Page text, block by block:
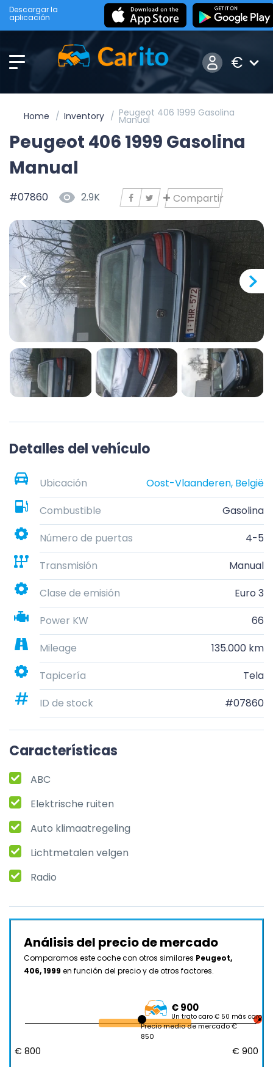
Descargar la
aplicación
€
Home Inventory Peugeot 406 1999 Gasolina
Manual
Peugeot 406 1999 Gasolina
Manual
#07860 2.9K Compartir
Detalles del vehículo
Ubicación
Oost-Vlaanderen, België
Combustible
Gasolina
Número de puertas
4-5
Transmisión
Manual
Clase de emisión
Euro 3
Power KW
66
Mileage
135.000 km
Tapicería
Tela
ID de stock
#07860
Características
ABC
Elektrische ruiten
Auto klimaatregeling
Lichtmetalen velgen
Radio
Análisis del precio de mercado
Comparamos este coche con otros similares Peugeot,
406, 1999 en función del precio y de otros factores.
€ 900
Un trato caro € 50 más caro
Precio medio de mercado €
850
€ 800 € 900